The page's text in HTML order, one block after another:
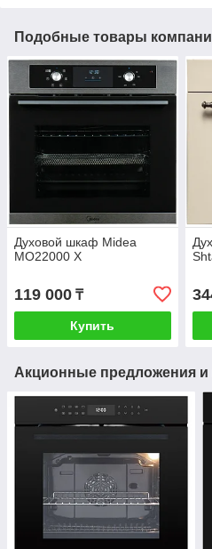
Подобные товары
Духовой шкаф Midea
MO22000 X
119 000 ₸
Купить
Акционные предложения и